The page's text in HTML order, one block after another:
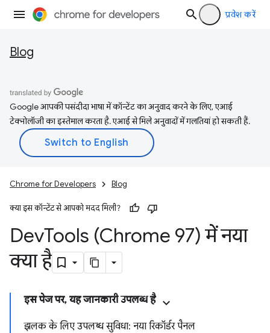
प्रवेश करें
Blog
Google आपकी पसंदीदा भाषा में कॉन्टेंट का अनुवाद करने के लिए, एआई
टेक्नोलॉजी का इस्तेमाल करता है. एआई से मिले अनुवादों में गलतियां हो सकती हैं.
Chrome for Developers Blog
क्या इस कॉन्टेंट से आपको मदद मिली?
DevTools (Chrome 97) में नया
क्या है
इस पेज पर, यह जानकारी उपलब्ध है
झलक के लिए उपलब्ध सुविधा: नया रिकॉर्डर पैनल